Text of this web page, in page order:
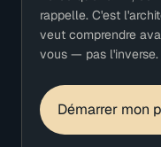
rappelle. C'est
veut comprendre
vous — pas l'inverse.
Démarrer mon